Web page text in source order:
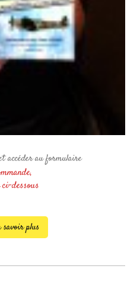
accéder au formulaire
dessous
savoir plus